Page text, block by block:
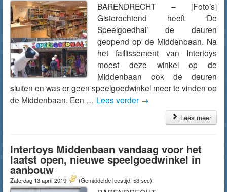
BARENDRECHT – [Foto’s]
Gisterochtend heeft ‘De
Speelgoedhal’ de deuren
geopend op de Middenbaan. Na
het faillissement van Intertoys
moest deze winkel op de
Middenbaan ook de deuren
sluiten en was er geen speelgoedwinkel meer te vinden op
de Middenbaan. Een … Lees verder →
Lees meer
Intertoys Middenbaan vandaag voor het
laatst open, nieuwe speelgoedwinkel in
aanbouw
Zaterdag 13 april 2019 (Gemiddelde leestijd: 53 sec)